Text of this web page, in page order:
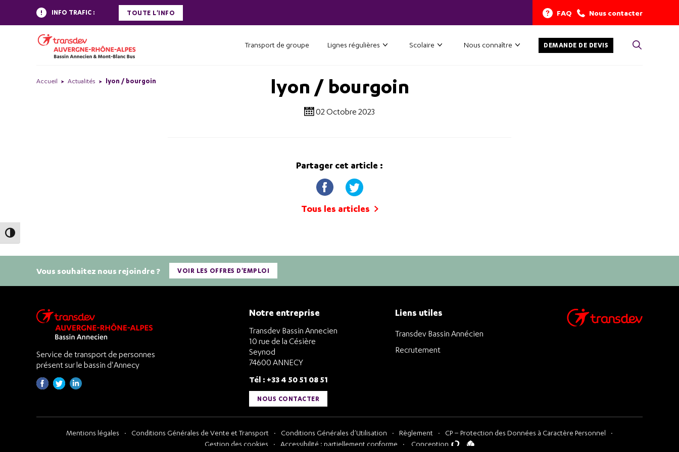
Passer en contraste élevé
INFO TRAFIC : TOUTE L'INFO FAQ Nous contacter
Transport de groupe Lignes régulières Scolaire Nous connaître DEMANDE DE DEVIS
Accueil Actualités lyon / bourgoin lyon / bourgoin
02 Octobre 2023
Partager cet article :
Tous les articles
Vous souhaitez nous rejoindre ? VOIR LES OFFRES D'EMPLOI
Service de transport de personnes
présent sur le bassin d'Annecy
Notre entreprise
Transdev Bassin Annecien
10 rue de la Césière
Seynod
74600 ANNECY
Tél : +33 4 50 51 08 51
NOUS CONTACTER
Liens utiles
Transdev Bassin Annécien
Recrutement
Mentions légales Conditions Générales de Vente et Transport Conditions Générales d’Utilisation Règlement
CP – Protection des Données à Caractère Personnel
Gestion des cookies
Accessibilité : partiellement conforme Conception